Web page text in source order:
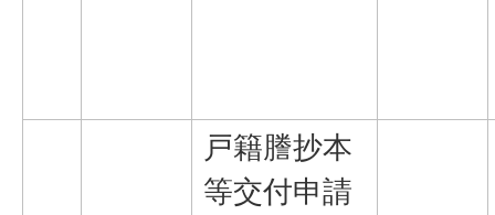
戸籍謄抄本
等交付申請